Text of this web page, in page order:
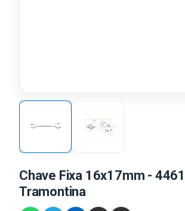
Chave Fixa 16x17mm -
Tramontina